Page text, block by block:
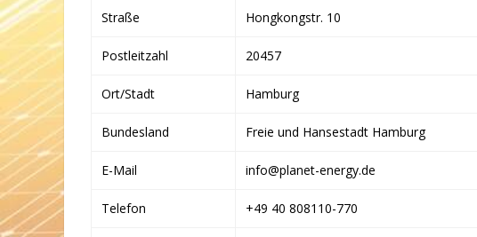
Straße Hongkongstr. 10
Postleitzahl 20457
Ort/Stadt Hamburg
Bundesland Freie und Hansestadt Hamburg
E-Mail info@planet-energy.de
Telefon +49 40 808110-770